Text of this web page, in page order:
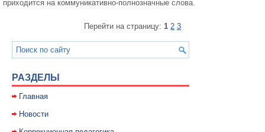
приходится на коммуникативно-полнозначные слова.
Перейти на страницу: 1 2 3
РАЗДЕЛЫ
Главная
Новости